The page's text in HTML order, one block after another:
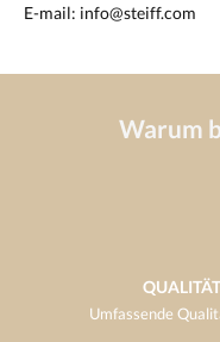
E-mail: info@steiff.com
Warum
Umfassende